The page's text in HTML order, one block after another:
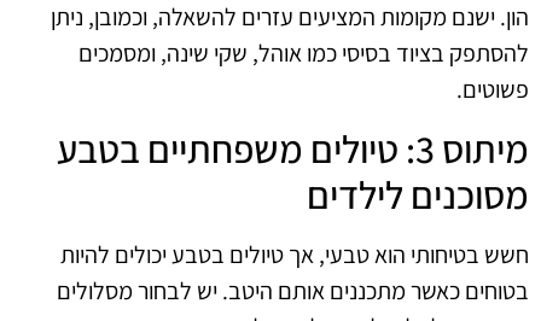
הון. ישנם מקומות המציעים עזרים להשאלה, וכמובן, ניתן
להסתפק בציוד בסיסי כמו אוהל, שקי שינה, ומסמכים
פשוטים.
מיתוס 3: טיולים משפחתיים בטבע
מסוכנים לילדים
חשש בטיחותי הוא טבעי, אך טיולים בטבע יכולים להיות
בטוחים כאשר מתכננים אותם היטב. יש לבחור מסלולים